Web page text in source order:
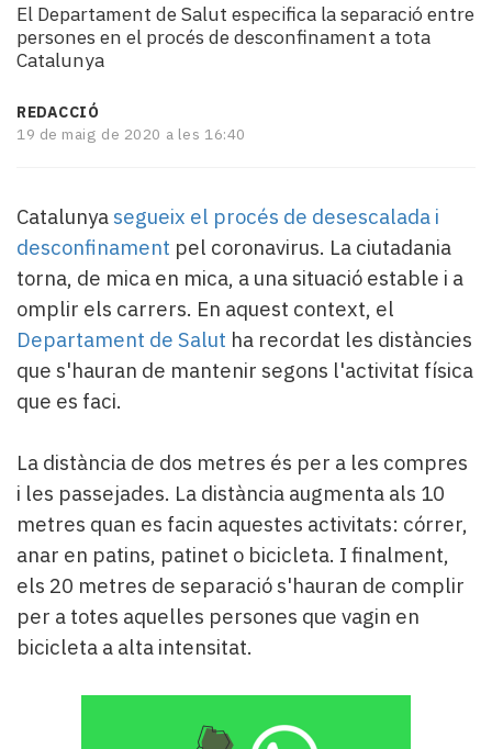
turisme
Cultura
Esports
Mai
tant!
mitjans
El
temps
Reportatges
Entrevistes
Enquestes
escena!
Dis
teva!
Subscriptors
La
newsletter
del
Pallars
Contingut
patrocinat
Lo
El Departament de Salut especifica la separació entre
persones en el procés de desconfinament a tota
Catalunya
REDACCIÓ
19 de maig de 2020 a les 16:40
Catalunya segueix el procés de desescalada i
desconfinament pel coronavirus. La ciutadania
torna, de mica en mica, a una situació estable i a
omplir els carrers. En aquest context, el
Departament de Salut ha recordat les distàncies
que s'hauran de mantenir segons l'activitat física
que es faci.
La distància de dos metres és per a les compres
i les passejades. La distància augmenta als 10
metres quan es facin aquestes activitats: córrer,
anar en patins, patinet o bicicleta. I finalment,
els 20 metres de separació s'hauran de complir
per a totes aquelles persones que vagin en
bicicleta a alta intensitat.